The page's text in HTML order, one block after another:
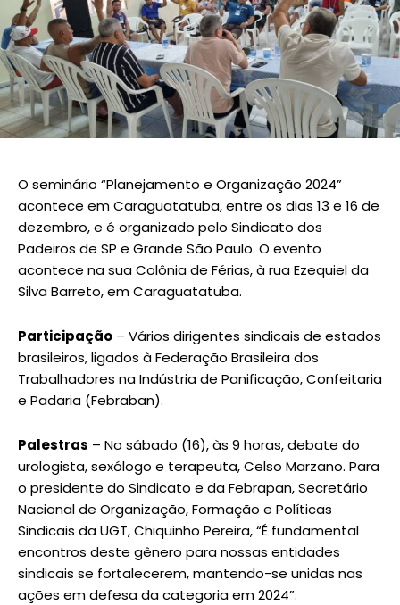
O seminário “Planejamento e Organização 2024”
acontece em Caraguatatuba, entre os dias 13 e 16 de
dezembro, e é organizado pelo Sindicato dos
Padeiros de SP e Grande São Paulo. O evento
acontece na sua Colônia de Férias, à rua Ezequiel da
Silva Barreto, em Caraguatatuba.
Participação – Vários dirigentes sindicais de estados
brasileiros, ligados à Federação Brasileira dos
Trabalhadores na Indústria de Panificação, Confeitaria
e Padaria (Febraban).
Palestras – No sábado (16), às 9 horas, debate do
urologista, sexólogo e terapeuta, Celso Marzano. Para
o presidente do Sindicato e da Febrapan, Secretário
Nacional de Organização, Formação e Políticas
Sindicais da UGT, Chiquinho Pereira, “É fundamental
encontros deste gênero para nossas entidades
sindicais se fortalecerem, mantendo-se unidas nas
ações em defesa da categoria em 2024”.